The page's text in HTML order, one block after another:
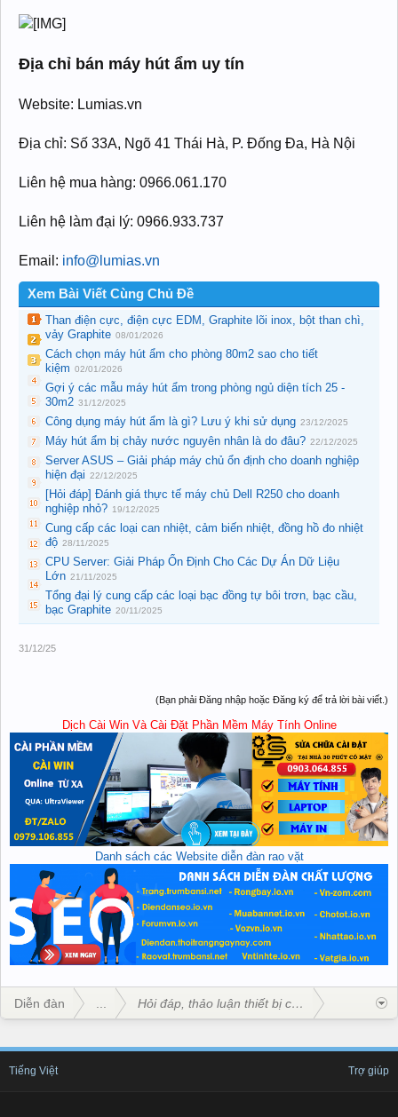
Địa chỉ bán máy hút ẩm uy tín
Website: Lumias.vn
Địa chỉ: Số 33A, Ngõ 41 Thái Hà, P. Đống Đa, Hà Nội
Liên hệ mua hàng: 0966.061.170
Liên hệ làm đại lý: 0966.933.737
Email: info@lumias.vn
Xem Bài Viết Cùng Chủ Đề
Than điện cực, điện cực EDM, Graphite lõi inox, bột than chì,
vảy Graphite 08/01/2026
Cách chọn máy hút ẩm cho phòng 80m2 sao cho tiết
kiệm 02/01/2026
Gợi ý các mẫu máy hút ẩm trong phòng ngủ diện tích 25 -
30m2 31/12/2025
Công dụng máy hút ẩm là gì? Lưu ý khi sử dụng 23/12/2025
Máy hút ẩm bị chảy nước nguyên nhân là do đâu? 22/12/2025
Server ASUS – Giải pháp máy chủ ổn định cho doanh nghiệp
hiện đại 22/12/2025
[Hỏi đáp] Đánh giá thực tế máy chủ Dell R250 cho doanh
nghiệp nhỏ? 19/12/2025
Cung cấp các loại can nhiệt, cảm biến nhiệt, đồng hồ đo nhiệt
độ 28/11/2025
CPU Server: Giải Pháp Ổn Định Cho Các Dự Án Dữ Liệu
Lớn 21/11/2025
Tổng đại lý cung cấp các loại bạc đồng tự bôi trơn, bạc cầu,
bạc Graphite 20/11/2025
31/12/25
(Bạn phải Đăng nhập hoặc Đăng ký để trả lời bài viết.)
Dịch Cài Win Và Cài Đặt Phần Mềm Máy Tính Online
Danh sách các Website diễn đàn rao vặt
Diễn đàn Hỏi đáp, thảo luận thiết bị công nghệ
Tiếng Việt Trợ giúp